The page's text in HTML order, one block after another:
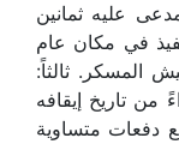
عليه ثمانين
في مكان عام
المسكر. ثالثاً:
من تاريخ إيقافه
دفعات متساوية